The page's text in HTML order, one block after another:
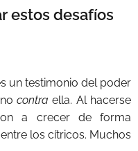
estos desafíos
un testimonio del poder
nocontra ella. Al hacerse
a crecer de forma
los cítricos. Muchos